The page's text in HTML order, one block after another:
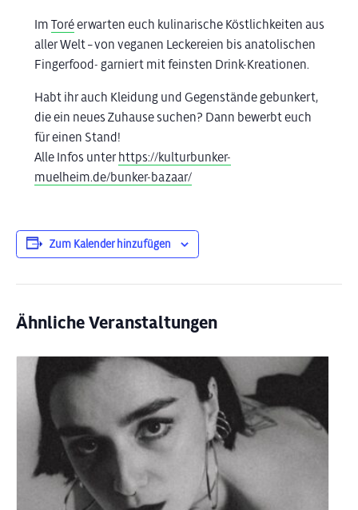
Im Toréerwarten euch kulinarische Köstlichkeiten aus
aller Welt – von veganen Leckereien bis anatolischen
Fingerfood- garniert mit feinsten Drink-Kreationen.
Habt ihr auch Kleidung und Gegenstände gebunkert,
die ein neues Zuhause suchen? Dann bewerbt euch
für einen Stand!
Alle Infos unter https://kulturbunker-
muelheim.de/bunker-bazaar/
Zum Kalender hinzufügen
Ähnliche Veranstaltungen